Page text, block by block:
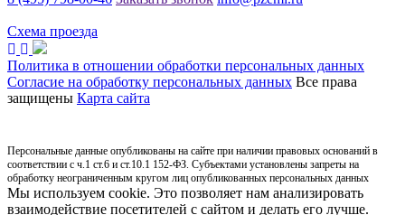
Схема проезда
Политика в отношении обработки персональных данных
Согласие на обработку персональных данных Все права
защищены Карта сайта
Персональные данные опубликованы на сайте при наличии правовых оснований в
соответствии с ч.1 ст.6 и ст.10.1 152-ФЗ. Субъектами установлены запреты на
обработку неограниченным кругом лиц опубликованных персональных данных
Мы используем cookie. Это позволяет нам анализировать
взаимодействие посетителей с сайтом и делать его лучше.